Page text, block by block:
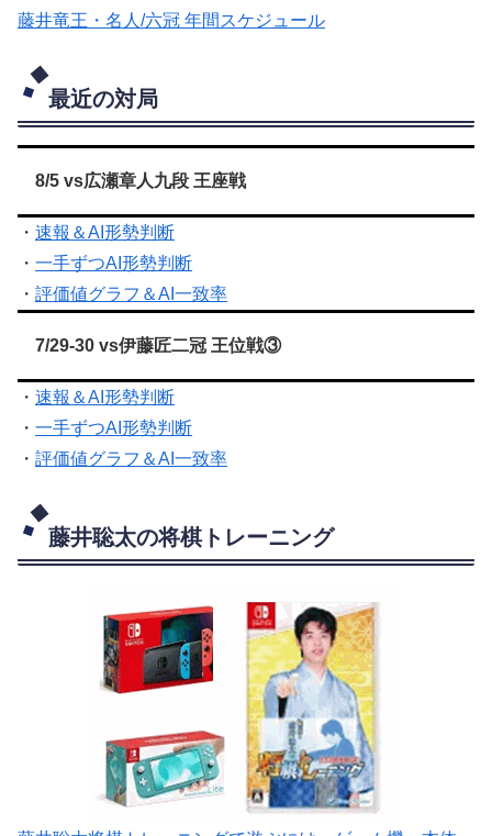
藤井竜王・名人/六冠 年間スケジュール
最近の対局
8/5 vs広瀬章人九段 王座戦
・ 速報＆AI形勢判断
・ 一手ずつAI形勢判断
・ 評価値グラフ＆AI一致率
7/29-30 vs伊藤匠二冠 王位戦③
・ 速報＆AI形勢判断
・ 一手ずつAI形勢判断
・ 評価値グラフ＆AI一致率
藤井聡太の将棋トレーニング